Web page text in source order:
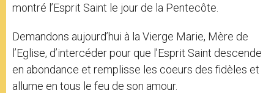
montré l’Esprit Saint le jour de la Pentecôte.
Demandons aujourd’hui à la Vierge Marie, Mère de
l’Eglise, d’intercéder pour que l’Esprit Saint descende
en abondance et remplisse les coeurs des fidèles et
allume en tous le feu de son amour.